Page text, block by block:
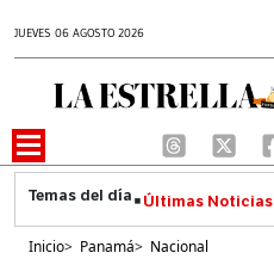
JUEVES 06 AGOSTO 2026
Últimas Noticias
Inicio> Panamá> Nacional